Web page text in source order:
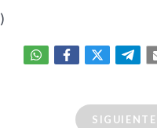
SIGUIENTE